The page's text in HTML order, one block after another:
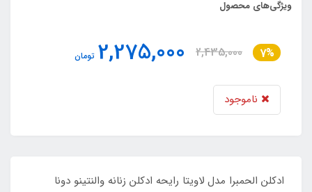
ویژگی‌های محصول
7%
2,435,000
2,275,000 تومان
ناموجود
ادکلن الحمبرا مدل لاویتا رایحه ادکلن زنانه والنتینو دونا